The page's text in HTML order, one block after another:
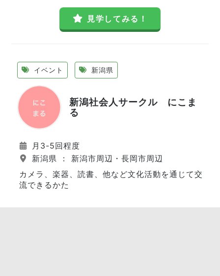
見学してみる！
イベント 新潟県
新潟社会人サークル にこま
る
月3-5回程度
新潟県 ： 新潟市周辺・長岡市周辺
カメラ、楽器、読書、他など文化活動を通じて交
流できるかた